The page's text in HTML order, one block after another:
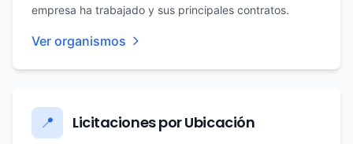
empresa ha trabajado y sus principales contratos.
Ver organismos
📍 Licitaciones por Ubicación